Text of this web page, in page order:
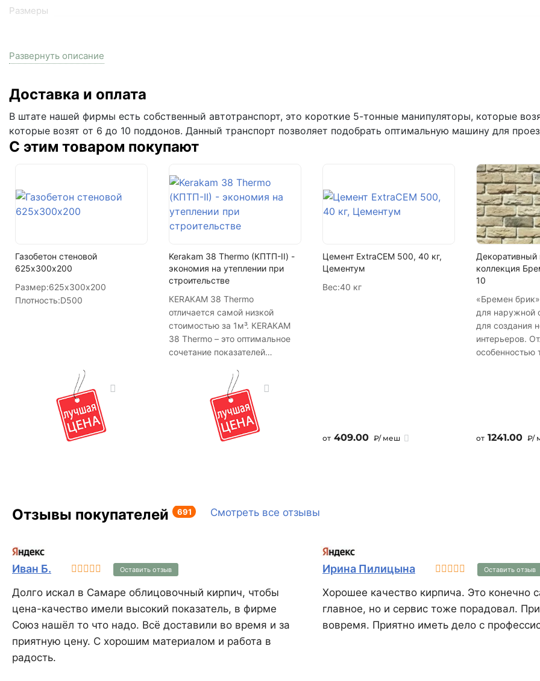
г.Самара, ул. Садовая, дом 199,
+7 (846) 215-16-16
+7 (993) 993-77-22
Написать в МАКС
Написать в Telegram
Написать на почту
Размеры
Расход 1м3
Вес
На поддоне
Водопоглощение
Скорость начальной абсорбции воды кг/(м2мин.)
Группа по теплотехнической эффективности
Удельная эффективная активность естественных радионуклидов (Бк/кг)
Фактура
Кол-во поддонов в машине
Кол-во в машине
Развернуть описание
Доставка и оплата
В штате нашей фирмы есть собственный автотранспорт, это короткие 5-тонные манипуляторы, которые
которые возят от 6 до 10 поддонов. Данный транспорт позволяет подобрать оптимальную машину для
С этим товаром покупают
Газобетон стеновой
625х300х200
Размер:625х300х200
Плотность:D500
Kerakam 38 Thermo (КПТП-II) -
экономия на утеплении при
строительстве
КЕRАКАМ 38 Thermo
отличается самой низкой
стоимостью за 1м³. КЕRАКАМ
38 Thermo – это оптимальное
сочетание показателей
Он более тёплый, чем
КЕRАКАМ 38, но немного
проигрывает ему в прочности,
однако её достаточно для
возведения несущих стен
зданий до 5-ти этажей.
Цемент ExtraCEM 500, 40 кг,
Цементум
Вес:40 кг
от 409.00 ₽/ меш
Декоративный
коллекция
10
«Бремен
для наружной
для создания
интерьеров.
особенностью
материалах и
сайте передан
от 1241.00 ₽/
Отзывы покупателей 691 Смотреть все отзывы
Иван Б. Оставить отзыв
Долго искал в Самаре облицовочный кирпич, чтобы
цена-качество имели высокий показатель, в фирме
Союз нашёл то что надо. Всё доставили во время и за
приятную цену. С хорошим материалом и работа в
радость.
Ирина Пилицына Оставить отзыв
Хорошее качество кирпича. Это конечно
главное, но и сервис тоже порадовал.
вовремя. Приятно иметь дело с